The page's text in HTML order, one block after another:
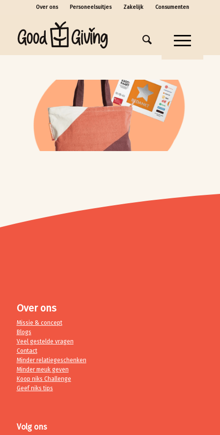
Over ons Personeelsuitjes Zakelijk Consumenten
Over ons
Missie & concept
Blogs
Veel gestelde vragen
Contact
Minder relatiegeschenken
Minder meuk geven
Koop niks Challenge
Geef niks tips
Volg ons